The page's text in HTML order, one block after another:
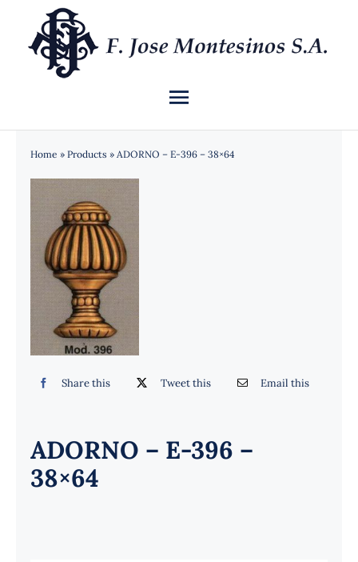
contenido
Toggle
Navigation
INICIO
QUIÉNES SOMOS
CATÁLOGO
NOTICIAS
CONTACTO
Home » Products » ADORNO – E-396 – 38×64
Share this Tweet this Email this
ADORNO – E-396 –
38×64